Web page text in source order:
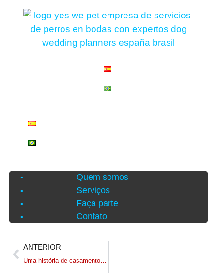
Quem somos
Serviços
Faça parte
Contato
ANTERIOR
Uma história de casamento com um cachorro (real): Mozart, o hóspede do Mastín